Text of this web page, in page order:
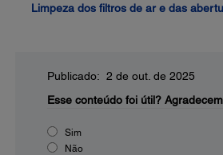
Limpeza dos filtros de ar e das
Publicado: 2 de out. de 2025
Esse conteúdo foi útil?
Sim
Não